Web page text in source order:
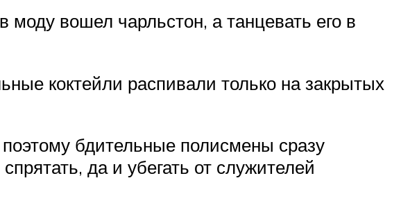
моду вошел чарльстон, а танцевать его в
коктейли распивали только на закрытых
бдительные полисмены сразу
да и убегать от служителей